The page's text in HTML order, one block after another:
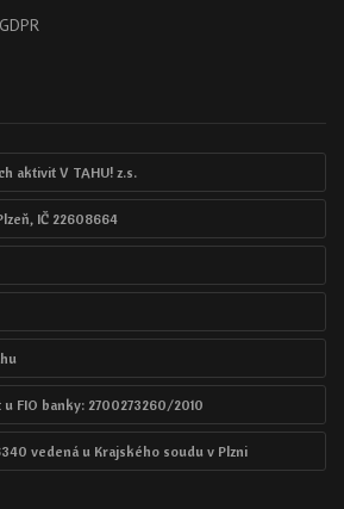
aktivit V TAHU! z.s.
IČ 22608664
FIO banky: 2700273260/2010
vedená u Krajského soudu v Plzni